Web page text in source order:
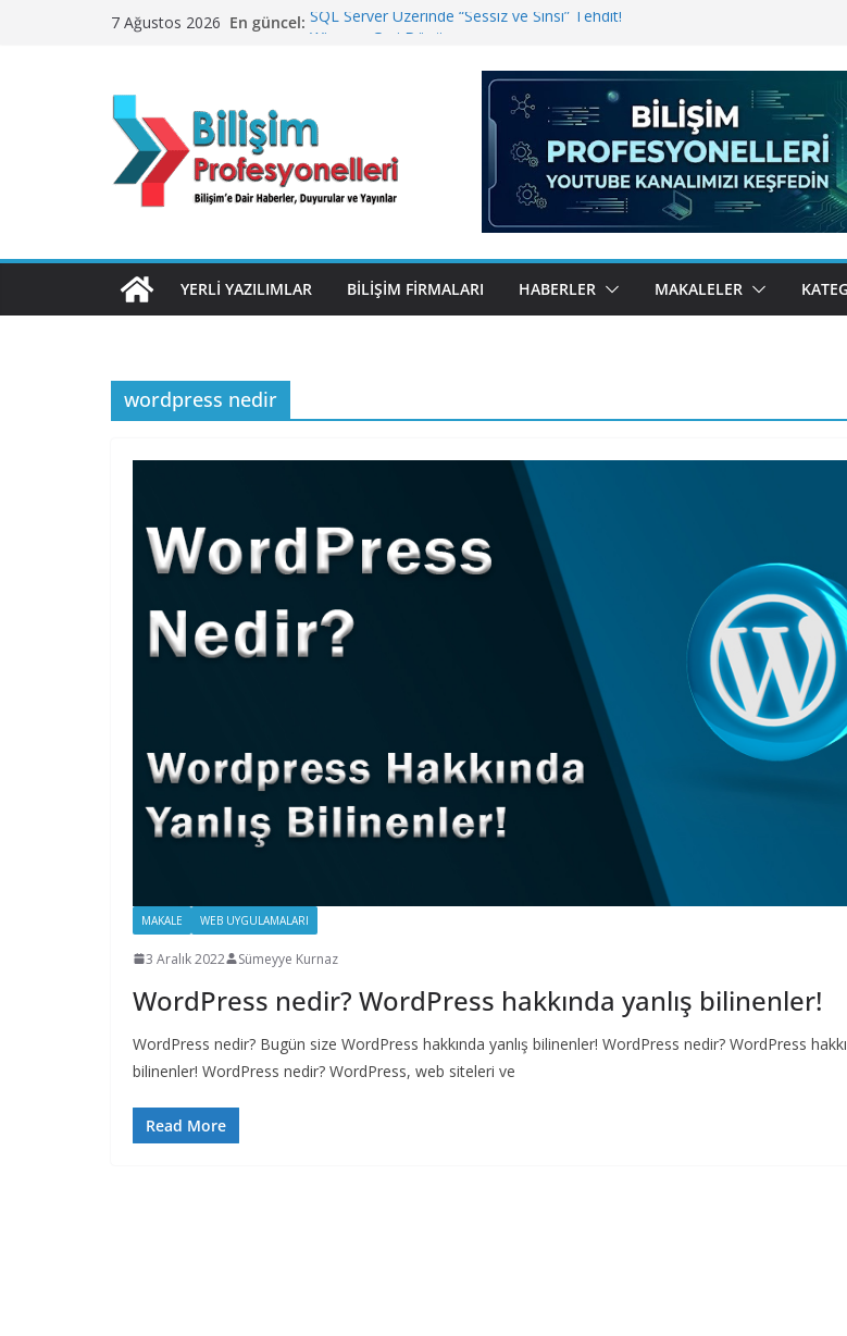
7 Ağustos 2026 En güncel: SQL Server Üzerinde “Sessiz ve Sinsi” Tehdit!
Geleceğin Finans Yönetimi, Bugün BulutTahsilat’ta
ElektraWeb’de Neler Yaşandı? Kemal Oral Tüm Sorularımızı
Yanıtladı
YERLI YAZILIMLAR BILIŞIM FIRMALARI HABERLER MAKALELER
wordpress nedir
MAKALE WEB UYGULAMALARI
3 Aralık 2022 Sümeyye Kurnaz
WordPress nedir? WordPress hakkında yanlış bilinenler!
WordPress nedir? Bugün size WordPress hakkında yanlış bilinenler! WordPress nedir? WordPress
bilinenler! WordPress nedir? WordPress, web siteleri ve
Read More